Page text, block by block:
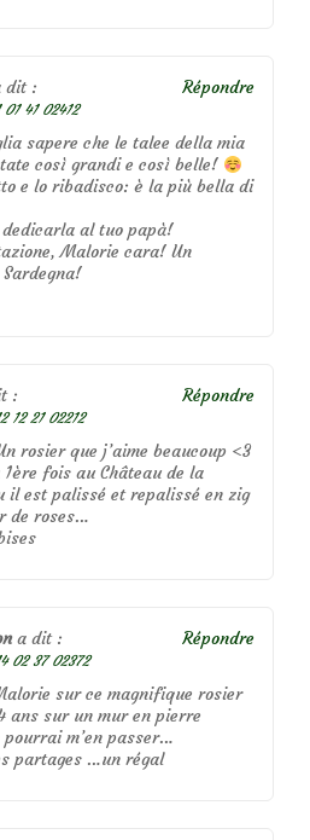
dit :
41 02412
sapere che le talee della mia
così grandi e così belle!
e lo ribadisco: è la più bella di
dedicarla al tuo papà!
Malorie cara! Un
Répondre
:
12 21 02212
rosier que j’aime beaucoup <3
fois au Château de la
il est palissé et repalissé en zig
de roses…
Répondre
a dit :
02 37 02372
sur ce magnifique rosier
ans sur un mur en pierre
pourrai m’en passer…
partages …un régal
Répondre